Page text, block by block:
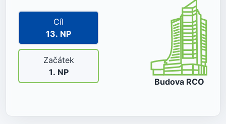
Cíl
13. NP
Začátek
1. NP
Budova RCO